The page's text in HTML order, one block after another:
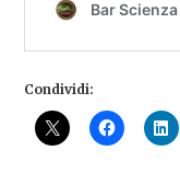
Condividi: